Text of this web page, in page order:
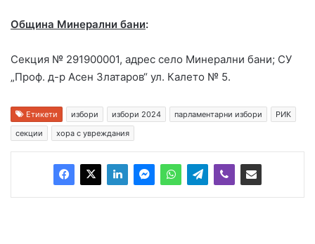
Община Минерални бани:
Секция № 291900001, адрес село Минерални бани; СУ
„Проф. д-р Асен Златаров“ ул. Калето № 5.
Етикети избори избори 2024 парламентарни избори
РИК
секции
хора с увреждания